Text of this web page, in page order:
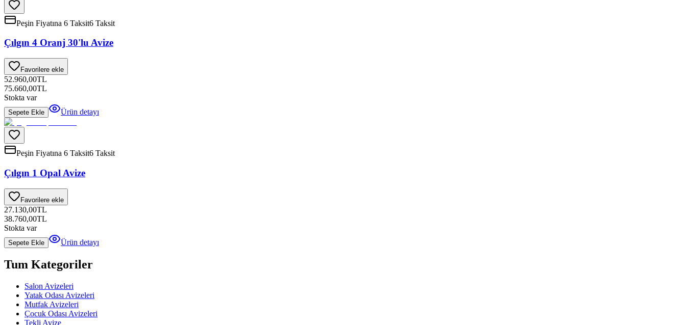
Peşin Fiyatına 6 Taksit6 Taksit
Çılgın 4 Oranj 30'lu Avize
Favorilere ekle
52.960,00TL
75.660,00TL
Stokta var
Sepete Ekle Ürün detayı
Peşin Fiyatına 6 Taksit6 Taksit
Çılgın 1 Opal Avize
Favorilere ekle
27.130,00TL
38.760,00TL
Stokta var
Sepete Ekle Ürün detayı
Tum Kategoriler
Salon Avizeleri
Yatak Odası Avizeleri
Mutfak Avizeleri
Çocuk Odası Avizeleri
Tekli Avize